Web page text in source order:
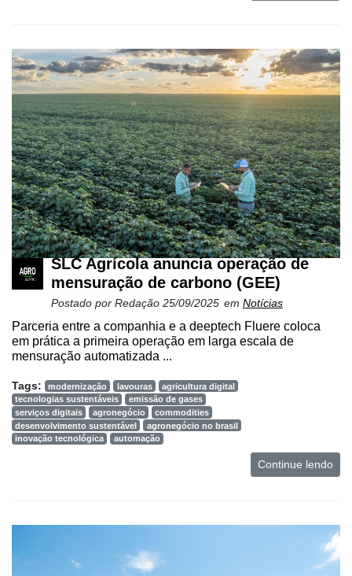
SLC Agrícola anuncia operação de
mensuração de carbono (GEE)
Postado por Redação 25/09/2025 em Notícias
Parceria entre a companhia e a deeptech Fluere coloca
em prática a primeira operação em larga escala de
mensuração automatizada ...
Tags: modernização lavouras
agricultura digital
tecnologias sustentáveis
emissão de gases
serviços digitais
agronegócio
commodities
desenvolvimento sustentável
agronegócio no brasil
inovação tecnológica
automação
Continue lendo